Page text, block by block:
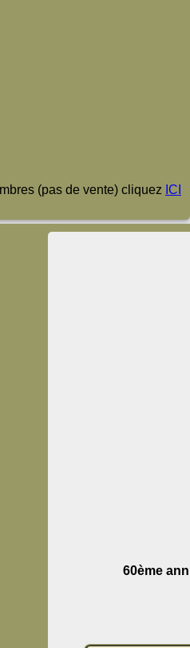
(pas de vente) cliquez ICI
60ème